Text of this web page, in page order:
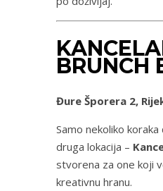
BRUNCH
Đure Šporera 2,
Samo nekoliko
druga lokacija –
stvorena za one koji
kreativnu hranu.